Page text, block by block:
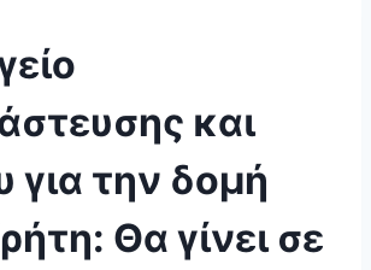
και
για την δομή
Θα γίνει σε